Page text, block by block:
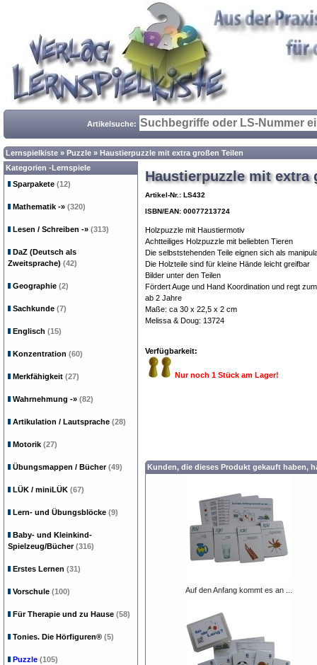
Artikelsuche:
Lernspielkiste » Puzzle » Haustierpuzzle mit extra großen Teilen
Haustierpuzzle mit extra
Artikel-Nr.: LS432
ISBN/EAN: 00077213724
Holzpuzzle mit Haustiermotiv
Achtteiliges Holzpuzzle mit beliebten Tieren
Die selbststehenden Teile eignen sich als
Die Holzteile sind für kleine Hände leicht greifbar
Bilder unter den Teilen
Fördert Auge und Hand Koordination und regt
ab 2 Jahre
Maße: ca 30 x 22,5 x 2 cm
Melissa & Doug: 13724
Verfügbarkeit:
Nur noch 1 Stück am Lager!
Kunden, die dieses Produkt gekauft haben,
Auf den Anfang kommt es an ...
Kategorien -Lernspiele
Sparpakete (12)
Mathematik -» (320)
Lesen / Schreiben -» (313)
DaZ (Deutsch als
Zweitsprache) (42)
Geographie (2)
Sachkunde (7)
Englisch (15)
Konzentration (60)
Merkfähigkeit (27)
Wahrnehmung -» (82)
Artikulation / Lautsprache (28)
Motorik (27)
Übungsmappen / Bücher(49)
LÜK / miniLÜK (67)
Lern- und Übungsblöcke (9)
Baby- und Kleinkind-
Spielzeug/Bücher(316)
Erstes Lernen (31)
Vorschule (100)
Für Therapie und zu Hause (58)
Tonies. Die Hörfiguren® (5)
Puzzle (105)